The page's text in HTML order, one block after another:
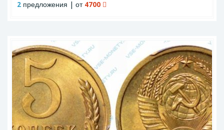
2 предложения | от 4700